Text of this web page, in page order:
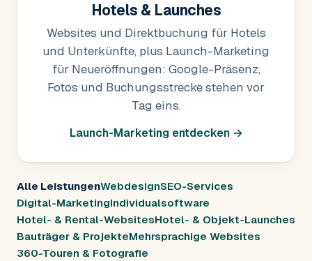
Hotels & Launches
Websites und Direktbuchung für Hotels
und Unterkünfte, plus Launch-Marketing
für Neueröffnungen: Google-Präsenz,
Fotos und Buchungsstrecke stehen vor
Tag eins.
Launch-Marketing entdecken →
Alle LeistungenWebdesignSEO-Services
Digital-MarketingIndividualsoftware
Hotel- & Rental-WebsitesHotel- & Objekt-Launches
Bauträger & ProjekteMehrsprachige Websites
360-Touren & Fotografie